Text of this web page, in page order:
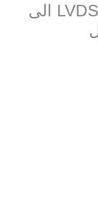
تحويلة 5 داتا من (LG) LVDS الى